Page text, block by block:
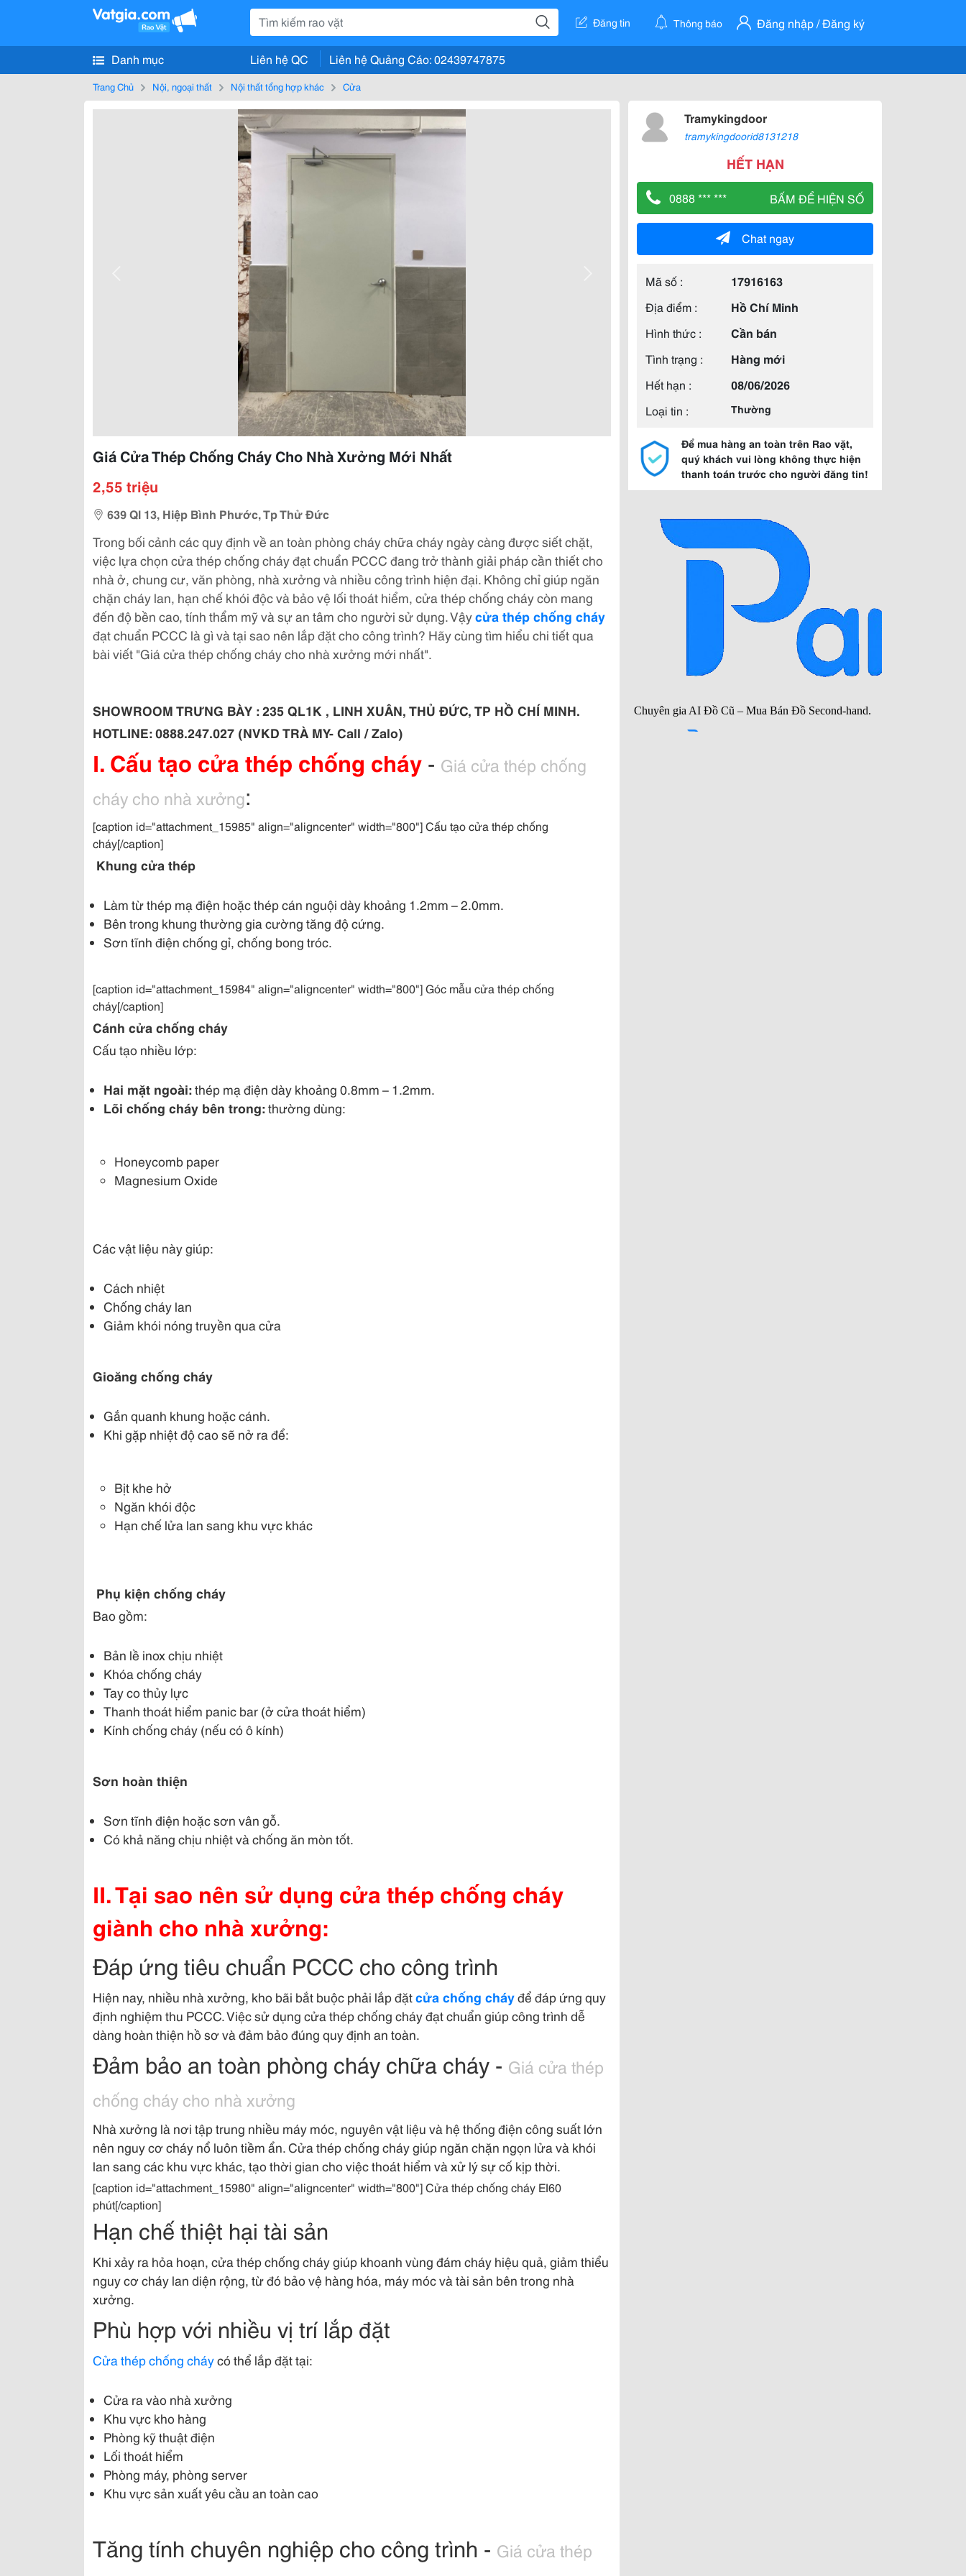
Đăng tin Thông báo Đăng nhập / Đăng ký
Danh mục Liên hệ QC Liên hệ Quảng Cáo: 02439747875
Trang Chủ Nội, ngoại thất Nội thất tổng hợp khác Cửa
Giá Cửa Thép Chống Cháy Cho Nhà Xưởng Mới Nhất
2,55 triệu
639 Ql 13, Hiệp Bình Phước, Tp Thử Đức
Trong bối cảnh các quy định về an toàn phòng cháy chữa cháy ngày càng được siết chặt,
việc lựa chọn cửa thép chống cháy đạt chuẩn PCCC đang trở thành giải pháp cần thiết cho
nhà ở, chung cư, văn phòng, nhà xưởng và nhiều công trình hiện đại. Không chỉ giúp ngăn
chặn cháy lan, hạn chế khói độc và bảo vệ lối thoát hiểm, cửa thép chống cháy còn mang
đến độ bền cao, tính thẩm mỹ và sự an tâm cho người sử dụng. Vậycửa thép chống cháy
đạt chuẩn PCCC là gì và tại sao nên lắp đặt cho công trình? Hãy cùng tìm hiểu chi tiết qua
bài viết "Giá cửa thép chống cháy cho nhà xưởng mới nhất".
SHOWROOM TRƯNG BÀY : 235 QL1K , LINH XUÂN, THỦ ĐỨC, TP HỒ CHÍ MINH.
HOTLINE: 0888.247.027 (NVKD TRÀ MY- Call / Zalo)
I. Cấu tạo cửa thép chống cháy - Giá cửa thép chống
cháy cho nhà xưởng:
[caption id="attachment_15985" align="aligncenter" width="800"] Cấu tạo cửa thép chống
cháy[/caption]
Khung cửa thép
Làm từ thép mạ điện hoặc thép cán nguội dày khoảng 1.2mm – 2.0mm.
Bên trong khung thường gia cường tăng độ cứng.
Sơn tĩnh điện chống gỉ, chống bong tróc.
[caption id="attachment_15984" align="aligncenter" width="800"] Góc mẫu cửa thép chống
cháy[/caption]
Cánh cửa chống cháy
Cấu tạo nhiều lớp:
Hai mặt ngoài:thép mạ điện dày khoảng 0.8mm – 1.2mm.
Lõi chống cháy bên trong:thường dùng:
Honeycomb paper
Magnesium Oxide
Các vật liệu này giúp:
Cách nhiệt
Chống cháy lan
Giảm khói nóng truyền qua cửa
Gioăng chống cháy
Gắn quanh khung hoặc cánh.
Khi gặp nhiệt độ cao sẽ nở ra để:
Bịt khe hở
Ngăn khói độc
Hạn chế lửa lan sang khu vực khác
Phụ kiện chống cháy
Bao gồm:
Bản lề inox chịu nhiệt
Khóa chống cháy
Tay co thủy lực
Thanh thoát hiểm panic bar (ở cửa thoát hiểm)
Kính chống cháy (nếu có ô kính)
Sơn hoàn thiện
Sơn tĩnh điện hoặc sơn vân gỗ.
Có khả năng chịu nhiệt và chống ăn mòn tốt.
II. Tại sao nên sử dụng cửa thép chống cháy
giành cho nhà xưởng:
Đáp ứng tiêu chuẩn PCCC cho công trình
Hiện nay, nhiều nhà xưởng, kho bãi bắt buộc phải lắp đặtcửa chống cháyđể đáp ứng quy
định nghiệm thu PCCC. Việc sử dụng cửa thép chống cháy đạt chuẩn giúp công trình dễ
dàng hoàn thiện hồ sơ và đảm bảo đúng quy định an toàn.
Đảm bảo an toàn phòng cháy chữa cháy - Giá cửa thép
chống cháy cho nhà xưởng
Nhà xưởng là nơi tập trung nhiều máy móc, nguyên vật liệu và hệ thống điện công suất lớn
nên nguy cơ cháy nổ luôn tiềm ẩn. Cửa thép chống cháy giúp ngăn chặn ngọn lửa và khói
lan sang các khu vực khác, tạo thời gian cho việc thoát hiểm và xử lý sự cố kịp thời.
[caption id="attachment_15980" align="aligncenter" width="800"] Cửa thép chống cháy EI60
phút[/caption]
Hạn chế thiệt hại tài sản
Khi xảy ra hỏa hoạn, cửa thép chống cháy giúp khoanh vùng đám cháy hiệu quả, giảm thiểu
nguy cơ cháy lan diện rộng, từ đó bảo vệ hàng hóa, máy móc và tài sản bên trong nhà
xưởng.
Phù hợp với nhiều vị trí lắp đặt
Cửa thép chống cháycó thể lắp đặt tại:
Cửa ra vào nhà xưởng
Khu vực kho hàng
Phòng kỹ thuật điện
Lối thoát hiểm
Phòng máy, phòng server
Khu vực sản xuất yêu cầu an toàn cao
Tăng tính chuyên nghiệp cho công trình - Giá cửa thép
Tramykingdoor
tramykingdoorid8131218
HẾT HẠN
0888 *** *** BẤM ĐỂ HIỆN SỐ
Chat ngay
Mã số :
17916163
Địa điểm :
Hồ Chí Minh
Hình thức :
Cần bán
Tình trạng :
Hàng mới
Hết hạn :
08/06/2026
Loại tin :
Thường
Để mua hàng an toàn trên Rao vặt,
quý khách vui lòng không thực hiện
thanh toán trước cho người đăng tin!